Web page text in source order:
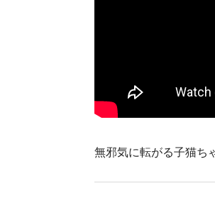
無邪気に転がる子猫ち